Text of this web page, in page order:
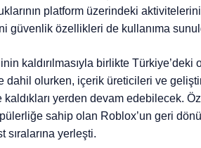
platform üzerindeki
güvenlik özellikleri de kullanıma
kaldırılmasıyla birlikte
dahil olurken, içerik üreticileri ve
yerden devam edebilecek.
sahip olan Roblox’un geri
sıralarına yerleşti.